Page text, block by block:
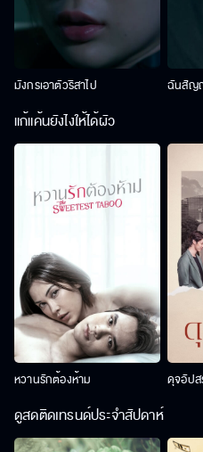
มังกรเอาตัวริสาไป ฉันสัญ
แก้แค้นยังไงให้ได้ผัว
หวานรักต้องห้าม ดุจอัปส
ดูสดติดเทรนด์ประจำสัปดาห์